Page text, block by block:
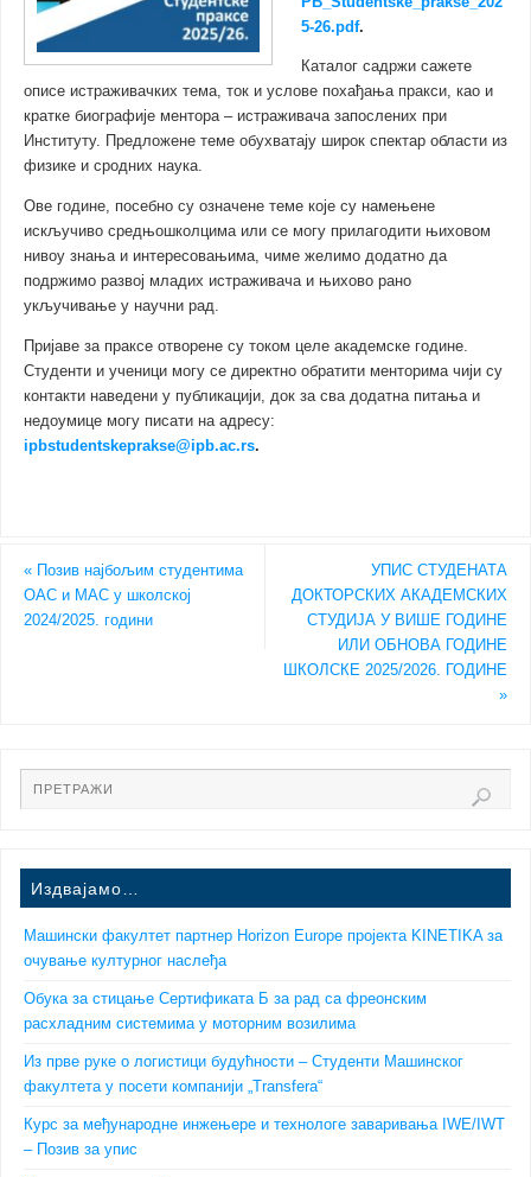
5-26.pdf.
Каталог садржи сажете
описе истраживачких тема, ток и услове похађања пракси, као и
кратке биографије ментора – истраживача запослених при
Институту. Предложене теме обухватају широк спектар области из
физике и сродних наука.
Ове године, посебно су означене теме које су намењене
искључиво средњошколцима или се могу прилагодити њиховом
нивоу знања и интересовањима, чиме желимо додатно да
подржимо развој младих истраживача и њихово рано
укључивање у научни рад.
Пријаве за праксе отворене су током целе академске године.
Студенти и ученици могу се директно обратити менторима чији су
контакти наведени у публикацији, док за сва додатна питања и
недоумице могу писати на адресу:
ipbstudentskeprakse@ipb.ac.rs.
«Позив најбољим студентима
ОАС и МАС у школској
2024/2025. години
УПИС СТУДЕНАТА
ДОКТОРСКИХ АКАДЕМСКИХ
СТУДИЈА У ВИШЕ ГОДИНЕ
ИЛИ ОБНОВА ГОДИНЕ
ШКОЛСКЕ 2025/2026. ГОДИНЕ
»
Издвајамо…
Машински факултет партнер Horizon Europe пројекта KINETIKA за
очување културног наслеђа
Обука за стицање Сертификата Б за рад са фреонским
расхладним системима у моторним возилима
Из прве руке о логистици будућности – Студенти Машинског
факултета у посети компанији „Transfera“
Курс за међународне инжењере и технологе заваривања IWE/IWT
– Позив за упис